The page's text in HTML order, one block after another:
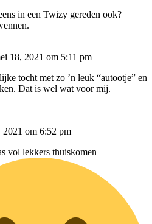
in een Twizy gereden ook?
18, 2021 om 5:11 pm
tocht met zo ’n leuk “autootje” en
Dat is wel wat voor mij.
2021 om 6:52 pm
vol lekkers thuiskomen